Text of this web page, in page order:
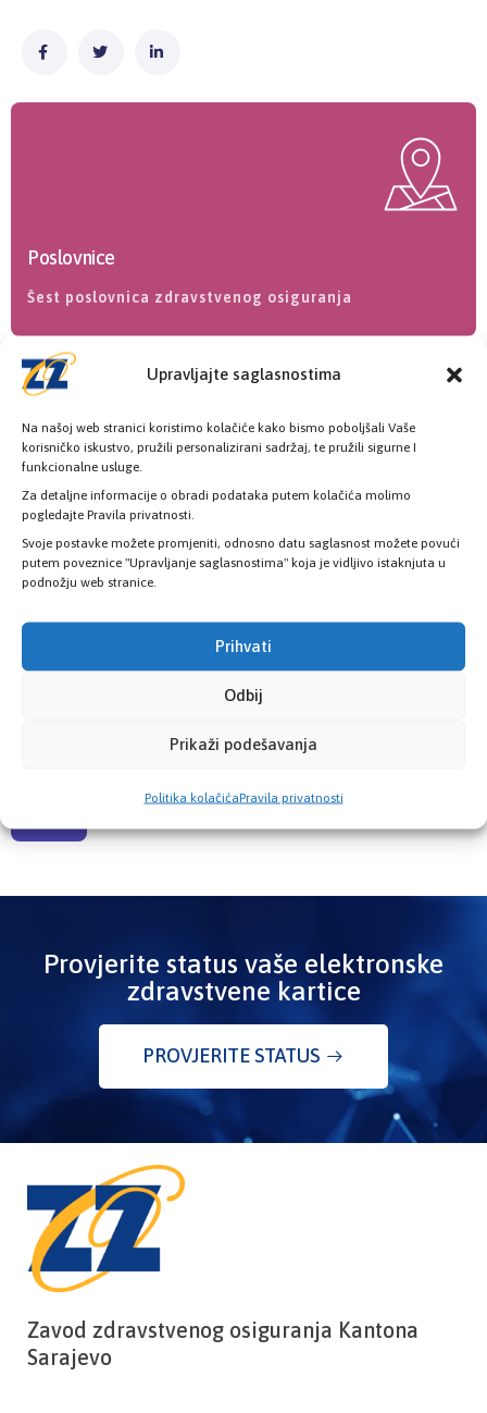
Upravljajte saglasnostima
Na našoj web stranici koristimo kolačiće kako bismo poboljšali Vaše
korisničko iskustvo, pružili personalizirani sadržaj, te pružili sigurne I
funkcionalne usluge.
Za detaljne informacije o obradi podataka putem kolačića molimo
pogledajte Pravila privatnosti.
Svoje postavke možete promjeniti, odnosno datu saglasnost možete povući
putem poveznice "Upravljanje saglasnostima" koja je vidljivo istaknjuta u
podnožju web stranice.
Prihvati
Odbij
Prikaži podešavanja
Politika kolačićaPravila privatnosti
Poslovnice
Šest poslovnica zdravstvenog osiguranja
KONTAKT INFORMACIJE
+387 33 725 200
+387 33 725 257
Pišite nam
info@kzzosa.ba
Radno vrijeme
Provjerite status vaše elektronske
zdravstvene kartice
PROVJERITE STATUS
Zavod zdravstvenog osiguranja Kantona
Sarajevo